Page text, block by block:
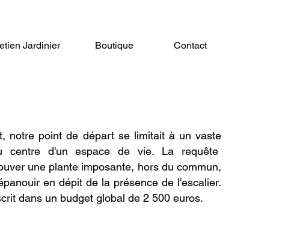
Jardinier Boutique Contact
notre point de départ se limitait à un vaste
centre d'un espace de vie. La requête
une plante imposante, hors du commun,
en dépit de la présence de l'escalier.
dans un budget global de 2 500 euros.